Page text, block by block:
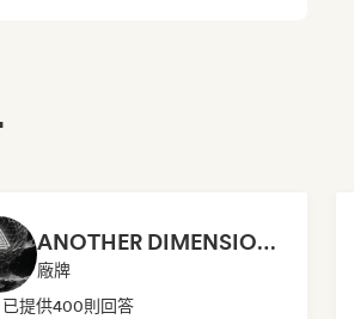
ANOTHER DIMENSION MUSIC
廠牌
已提供400則回答